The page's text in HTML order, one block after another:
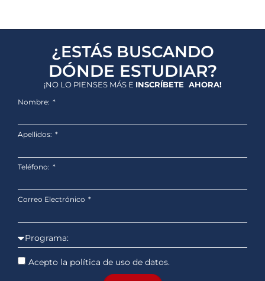
¿ESTÁS BUSCANDO
DÓNDE ESTUDIAR?
¡NO LO PIENSES MÁS E INSCRÍBETE AHORA!
Nombre:
Apellidos:
Teléfono:
Correo Electrónico
Acepto la política de uso de datos.